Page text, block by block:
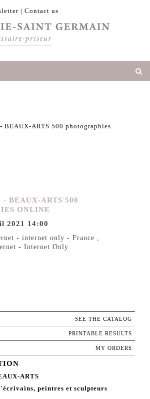
| Contact us
BEAUX-ARTS 500
ONLINE
2021 14:00
- internet only - France ,
- Internet Only
SEE THE CATALOG
PRINTABLE RESULTS
MY ORDERS
ARTS
peintres et sculpteurs